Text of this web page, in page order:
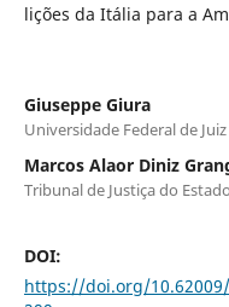
lições da Itália para a
Giuseppe Giura
Universidade Federal de
Marcos Alaor Diniz
Tribunal de Justiça do
DOI:
https://doi.org/